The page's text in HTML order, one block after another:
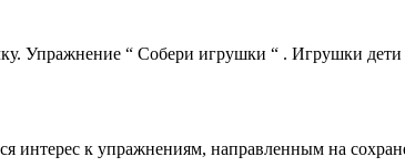
Упражнение “ Собери игрушки “ . Игрушки дети
интерес к упражнениям, направленным на